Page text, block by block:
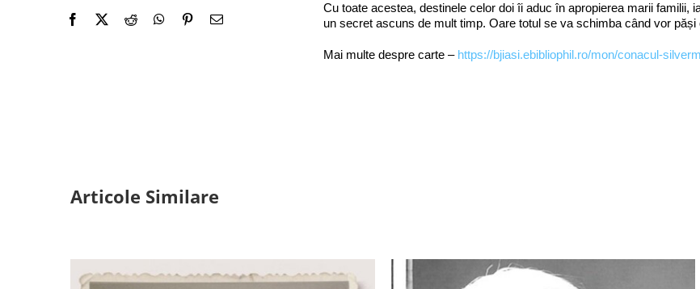
Cu toate acestea, destinele celor doi îi aduc în apropierea marii familii,
un secret ascuns de mult timp. Oare totul se va schimba când vor păși
Mai multe despre carte – https://bjiasi.ebibliophil.ro/mon/conacul-
Articole Similare